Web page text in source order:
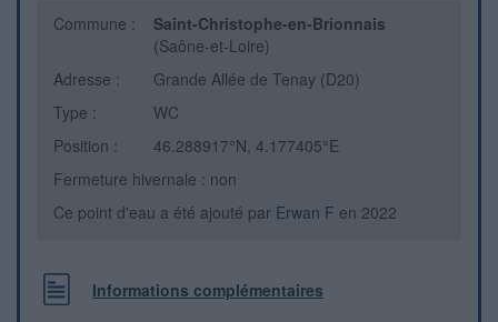
Commune :
Saint-Christophe-en-Brionnais
(Saône-et-Loire)
Adresse :
Grande Allée de Tenay (D20)
Type :
WC
Position :
46.288917°N, 4.177405°E
Fermeture hivernale : non
Ce point d'eau a été ajouté par Erwan F en 2022
Informations complémentaires